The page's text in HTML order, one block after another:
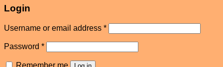
Login
Username or email address *
Password *
Remember me